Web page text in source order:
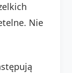
Nie